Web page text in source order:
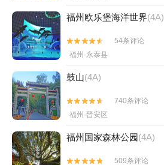
福州欧乐堡海洋世界(4A)


54条评论
福州·永泰县
鼓山(4A)


740条评论
福州·晋安区
福州国家森林公园(4A)

 509条评论